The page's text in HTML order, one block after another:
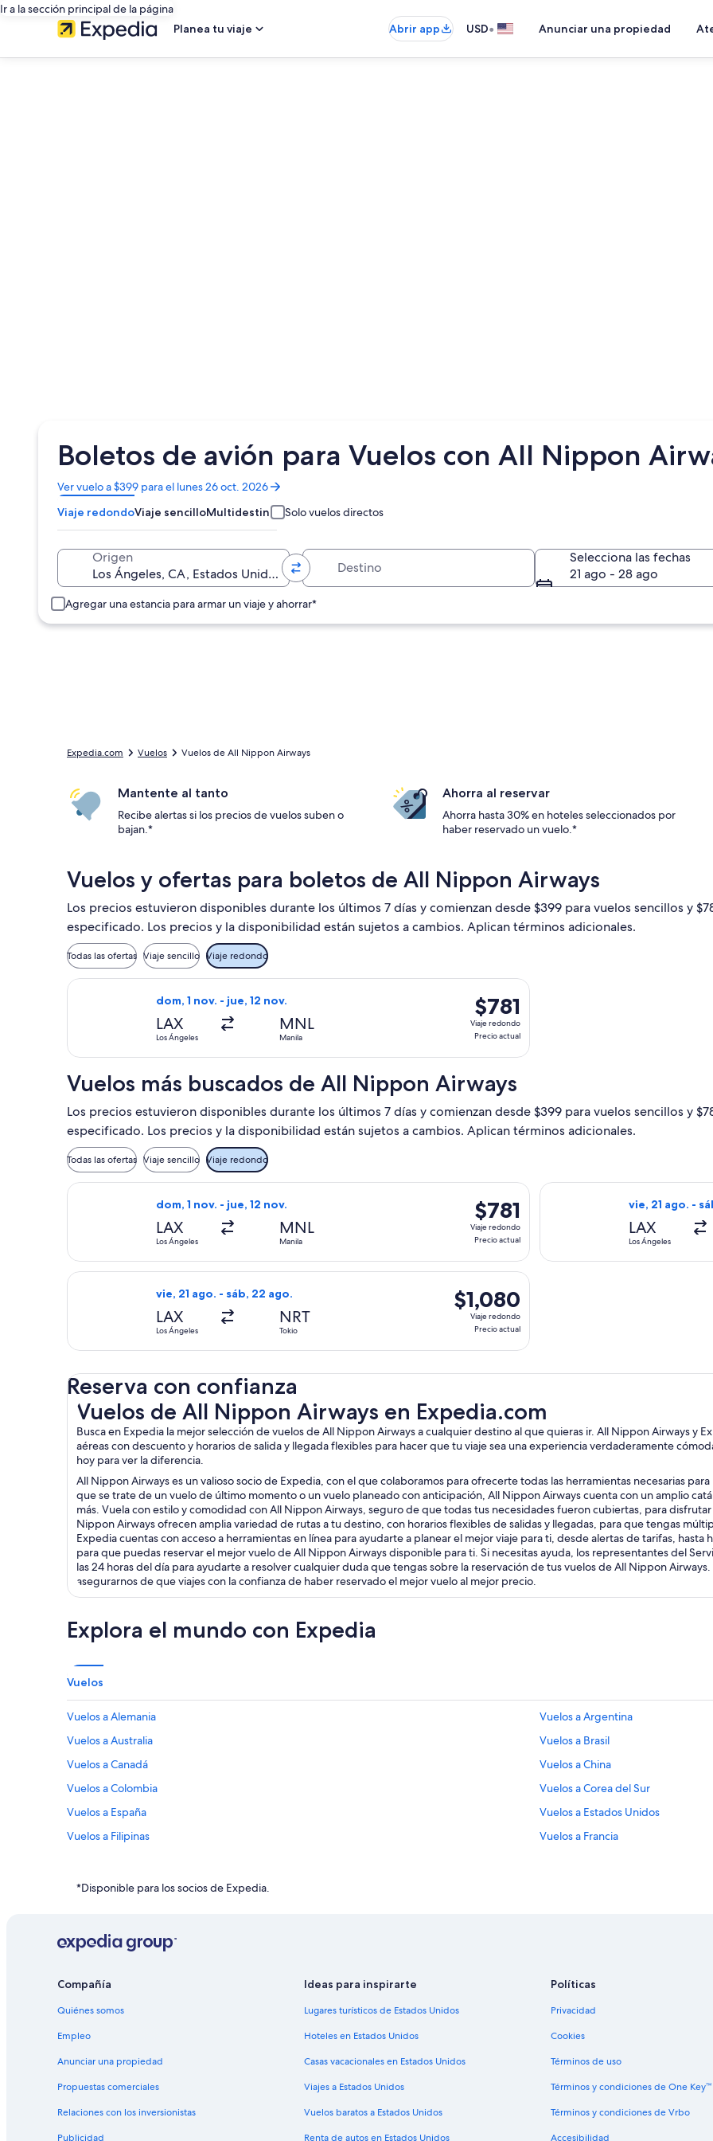
Ir a la sección principal de la página
Planea tu viaje
Abrir app USD• Anunciar una propiedad
Boletos de avión para Vuelos con All Nippon
Ver vuelo a $399 para el lunes 26 oct. 2026
Se
abrirá
en
una
ventana
Viaje redondoViaje sencilloMultidestino Solo vuelos directos
Origen
Selecciona las fechas
21 ago - 28 ago
Agregar una estancia para armar un viaje y ahorrar*
Expedia.com Vuelos Vuelos de All Nippon Airways
Mantente al tanto
Recibe alertas si los precios de vuelos suben o
bajan.*
Ahorra al reservar
Ahorra hasta 30% en hoteles seleccionados por
haber reservado un vuelo.*
Vuelos y ofertas para boletos de All Nippon Airways
Los precios estuvieron disponibles durante los últimos 7 días y comienzan desde $399 para vuelos sencillos y
especificado. Los precios y la disponibilidad están sujetos a cambios. Aplican términos adicionales.
Todas las ofertas Viaje sencillo Viaje redondo
dom, 1 nov. - jue, 12 nov.
LAX
Los Ángeles
MNL
Manila
$781
Viaje
redondo,
$781
Viaje redondo
Precio actual
Seleccionar vuelo de All Nippon Airways, con salida el dom, 1 nov. desde Los Ángeles hacia
Vuelos más buscados de All Nippon Airways
Los precios estuvieron disponibles durante los últimos 7 días y comienzan desde $399 para vuelos sencillos y
especificado. Los precios y la disponibilidad están sujetos a cambios. Aplican términos adicionales.
Todas las ofertas Viaje sencillo Viaje redondo
dom, 1 nov. - jue, 12 nov.
LAX
Los Ángeles
MNL
Manila
$781
Viaje
redondo,
actual
$781
Viaje redondo
Precio actual
Seleccionar vuelo de All Nippon Airways, con salida el dom, 1 nov. desde Los Ángeles hacia
vie, 21 ago. -
LAX
Los Ángeles
Seleccionar
vie, 21 ago. - sáb, 22 ago.
LAX
Los Ángeles
NRT
Tokio
$1,080
Viaje
redondo,
$1,080
Viaje redondo
Precio actual
Seleccionar vuelo de All Nippon Airways, con salida el vie, 21 ago. desde Los Ángeles hacia
Reserva con confianza
Vuelos de All Nippon Airways en Expedia.com
Busca en Expedia la mejor selección de vuelos de All Nippon Airways a cualquier destino al que quieras ir. All Nippon Airways y
aéreas con descuento y horarios de salida y llegada flexibles para hacer que tu viaje sea una experiencia verdaderamente
hoy para ver la diferencia.
All Nippon Airways es un valioso socio de Expedia, con el que colaboramos para ofrecerte todas las herramientas necesarias
que se trate de un vuelo de último momento o un vuelo planeado con anticipación, All Nippon Airways cuenta con un amplio
más. Vuela con estilo y comodidad con All Nippon Airways, seguro de que todas tus necesidades fueron cubiertas, para
Nippon Airways ofrecen amplia variedad de rutas a tu destino, con horarios flexibles de salidas y llegadas, para que tengas
Expedia cuentas con acceso a herramientas en línea para ayudarte a planear el mejor viaje para ti, desde alertas de tarifas,
para que puedas reservar el mejor vuelo de All Nippon Airways disponible para ti. Si necesitas ayuda, los representantes del
las 24 horas del día para ayudarte a resolver cualquier duda que tengas sobre la reservación de tus vuelos de All Nippon
asegurarnos de que viajes con la confianza de haber reservado el mejor vuelo al mejor precio.
Vuelos de All Nippon Airways en Expedia.com
Explora el mundo con Expedia
Vuelos
Vuelos a Alemania
Vuelos a Argentina
Vuelos a Australia
Vuelos a Brasil
Vuelos a Canadá
Vuelos a China
Vuelos a Colombia
Vuelos a Corea del Sur
Vuelos a España
Vuelos a Estados Unidos
Vuelos a Filipinas
Vuelos a Francia
Vuelos a Japón
Vuelos a Tailandia
Amber Air
Blueair
Vuelos a Boston
Vuelos a Myrtle Beach
*Disponible para los socios de Expedia.
Compañía
Quiénes somos
Empleo
Anunciar una propiedad
Propuestas comerciales
Relaciones con los inversionistas
Publicidad
Ideas para inspirarte
Lugares turísticos de Estados Unidos
Hoteles en Estados Unidos
Casas vacacionales en Estados Unidos
Viajes a Estados Unidos
Vuelos baratos a Estados Unidos
Renta de autos en Estados Unidos
Políticas
Privacidad
Cookies
Términos de uso
Términos y condiciones de One Key™
Términos y condiciones de Vrbo
Accesibilidad